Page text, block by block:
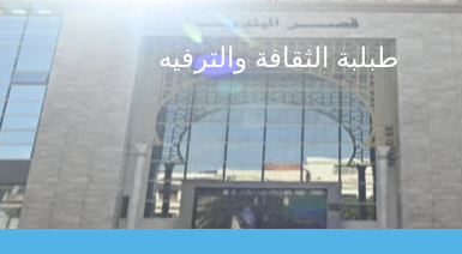
طبلبة الثقافة والترفيه